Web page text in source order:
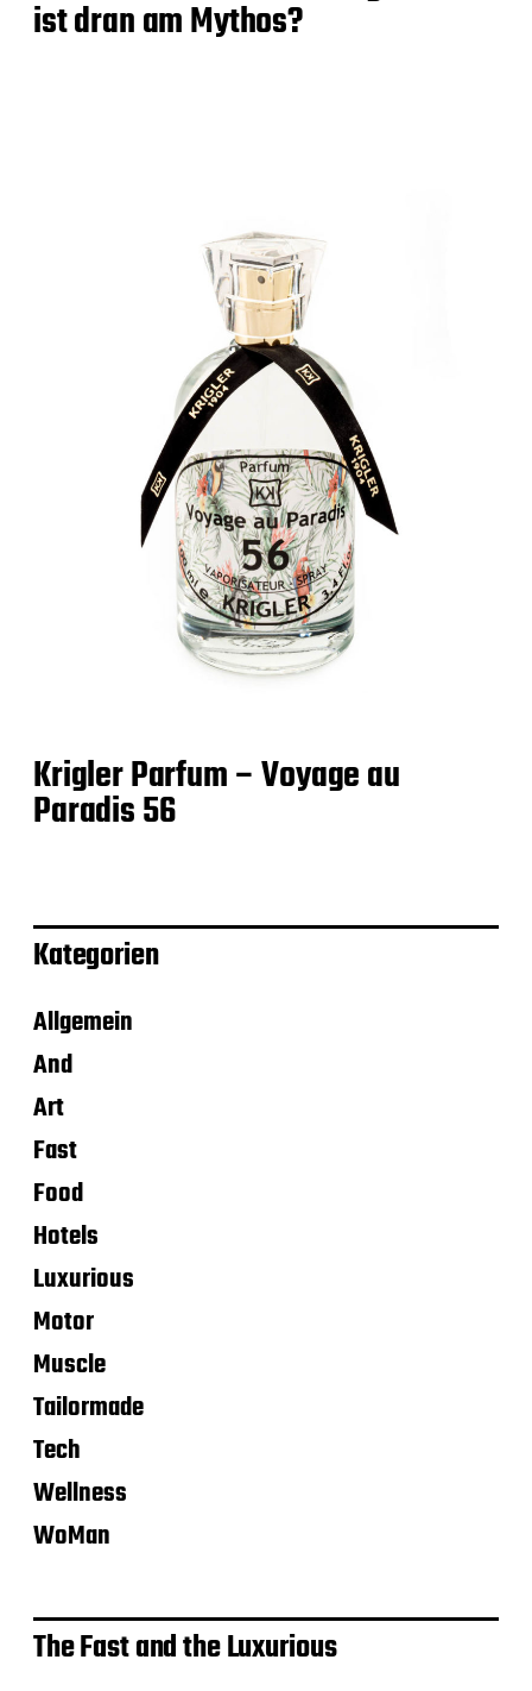
ist dran am Mythos?
Krigler Parfum – Voyage au
Paradis 56
Kategorien
Allgemein
And
Art
Fast
Food
Hotels
Luxurious
Motor
Muscle
Tailormade
Tech
Wellness
WoMan
The Fast and the Luxurious